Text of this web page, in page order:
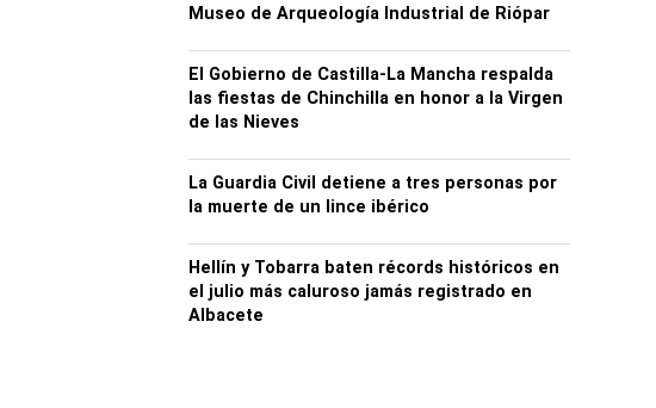
Museo de Arqueología Industrial de Riópar
El Gobierno de Castilla-La Mancha respalda
las fiestas de Chinchilla en honor a la Virgen
de las Nieves
La Guardia Civil detiene a tres personas por
la muerte de un lince ibérico
Hellín y Tobarra baten récords históricos en
el julio más caluroso jamás registrado en
Albacete